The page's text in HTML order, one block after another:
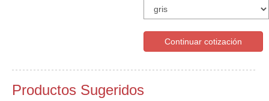
Continuar cotización
Productos Sugeridos